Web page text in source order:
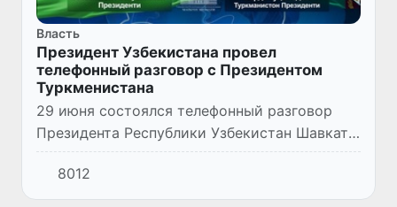
Власть
Президент Узбекистана провел
телефонный разговор с Президентом
Туркменистана
29 июня состоялся телефонный разговор
Президента Республики Узбекистан Шавката
Мирзиёева с Президентом Туркменистана
Гурбангулы Бердымухамедовым.
8012